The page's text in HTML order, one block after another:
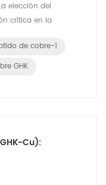
elección del
crítica en la
de cobre-1
GHK
Cu):